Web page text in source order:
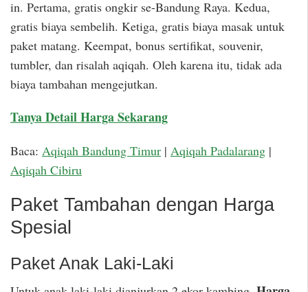
in. Pertama, gratis ongkir se-Bandung Raya. Kedua,
gratis biaya sembelih. Ketiga, gratis biaya masak untuk
paket matang. Keempat, bonus sertifikat, souvenir,
tumbler, dan risalah aqiqah. Oleh karena itu, tidak ada
biaya tambahan mengejutkan.
Tanya Detail Harga Sekarang
Baca: Aqiqah Bandung Timur | Aqiqah Padalarang |
Aqiqah Cibiru
Paket Tambahan dengan Harga
Spesial
Paket Anak Laki-Laki